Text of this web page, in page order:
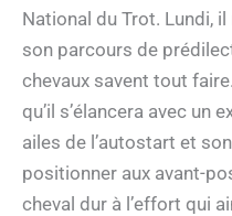
National du Trot. Lundi,
son parcours de
chevaux savent tout
qu’il s’élancera avec un
ailes de l’autostart et
positionner aux avant-
cheval dur à l’effort qui